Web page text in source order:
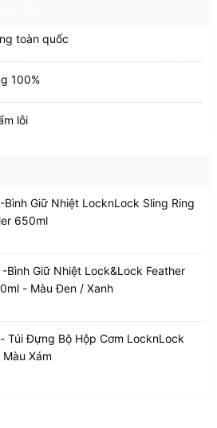
toàn quốc
100%
lỗi
Bình Giữ Nhiệt LocknLock Sling Ring
650ml
-Bình Giữ Nhiệt Lock&Lock Feather
- Màu Đen / Xanh
- Túi Đựng Bộ Hộp Cơm LocknLock
Xám